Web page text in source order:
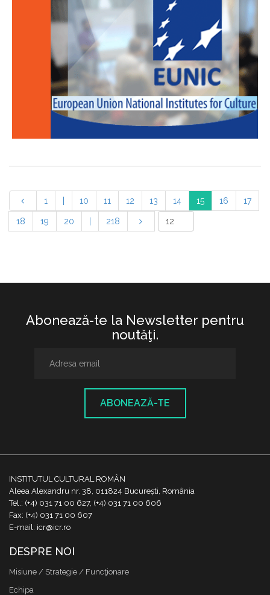
1 10 11 12 13 14 15 16 17
18 19 20 218
Abonează-te la Newsletter pentru
noutăţi.
ABONEAZĂ-TE
INSTITUTUL CULTURAL ROMÂN
Aleea Alexandru nr. 38, 011824 București, România
Tel.: (+4) 031 71 00 627, (+4) 031 71 00 606
Fax: (+4) 031 71 00 607
E-mail: icr@icr.ro
DESPRE NOI
Misiune / Strategie / Funcţionare
Echipa